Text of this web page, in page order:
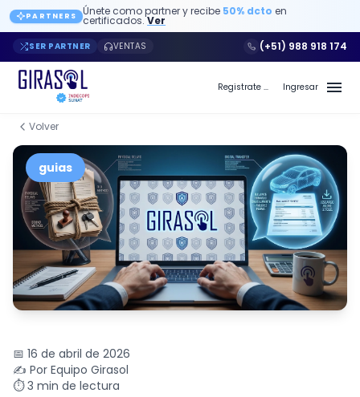
PARTNERS Únete como partner y recibe 50% dcto en
certificados.Ver
SER PARTNER VENTAS (+51) 988 918 174
Registrate a Girasol PE Ingresar
Volver
guias
📅 16 de abril de 2026
✍️ Por Equipo Girasol
⏱️ 3 min de lectura